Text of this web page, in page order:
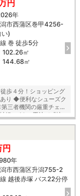
円
年
市西蒲区巻甲4256-
い)
線 巻 徒歩5分
102.26㎡
144.68㎡
歩４分！ショッピング
り ◆便利なシューズク
組×パネル工法で『地
０年保証（最大３５年
『外壁サイディン
複層ガラス・樹脂アン
年
市西蒲区升潟755-2
越後赤塚 バス22分停